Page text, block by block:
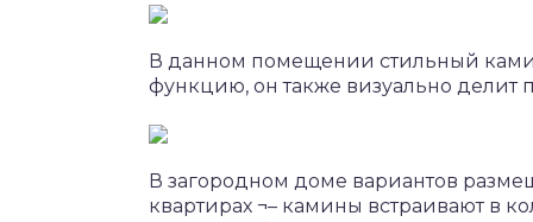
В данном помещении стильный
функцию, он также визуально делит
В загородном доме вариантов
квартирах ¬– камины встраивают в